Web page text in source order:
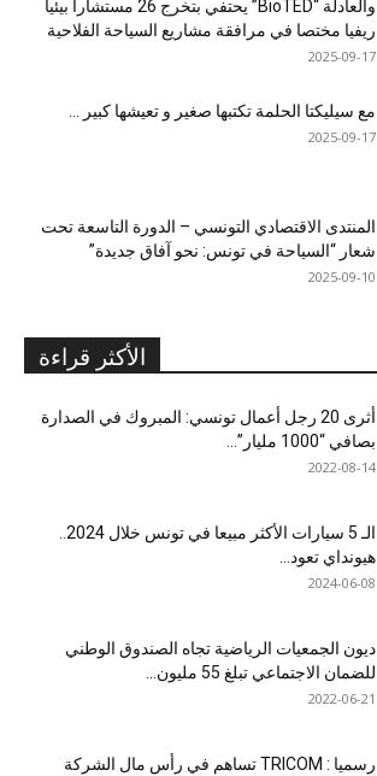
والعادلة “BioTED” يحتفي بتخرج 26 مستشارا بيئيا
ريفيا مختصا في مرافقة مشاريع السياحة الفلاحية
2025-09-17
مع سيليكتا الحلمة تكتبها صغير و تعيشها كبير …
2025-09-17
المنتدى الاقتصادي التونسي – الدورة التاسعة تحت
شعار “السياحة في تونس: نحو آفاق جديدة”
2025-09-10
الأكثر قراءة
أثرى 20 رجل أعمال تونسي: المبروك في الصدارة
بصافي “1000 مليار”...
2022-08-14
هيونداي تعود...
2024-06-08
ديون الجمعيات الرياضية تجاه الصندوق الوطني
للضمان الاجتماعي تبلغ 55 مليون...
2022-06-21
رسميا : TRICOM تساهم في رأس مال الشركة